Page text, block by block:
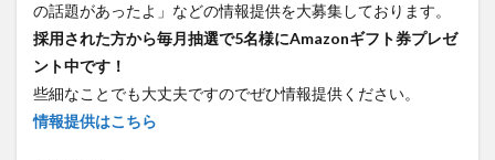
の話題があったよ」などの情報提供を大募集しております。
採用された方から毎月抽選で5名様にAmazonギフト券プレゼ
ント中です！
些細なことでも大丈夫ですのでぜひ情報提供ください。
情報提供はこちら